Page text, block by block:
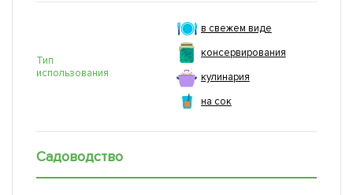
Тип
использования
в свежем виде
консервирования
кулинария
на сок
Садоводство